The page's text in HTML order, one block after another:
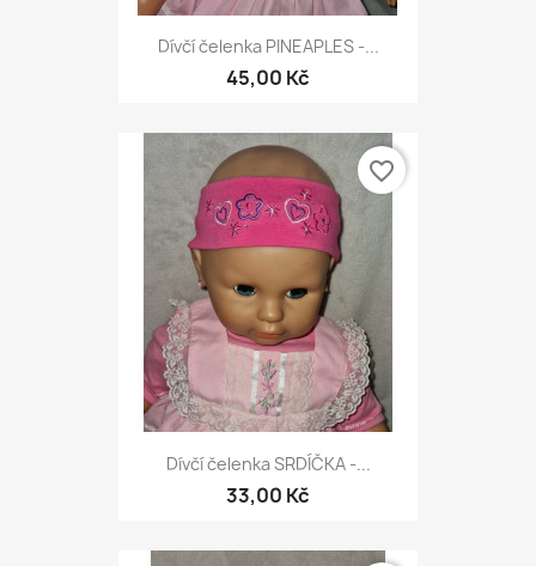
Dívčí čelenka PINEAPLES -...
45,00 Kč
Dívčí čelenka SRDÍČKA -...
33,00 Kč
favorite_border